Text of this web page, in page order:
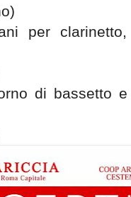
per
di bassetto e